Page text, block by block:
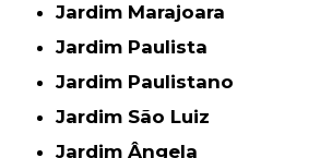
Jardim Marajoara
Jardim Paulista
Jardim Paulistano
Jardim São Luiz
Jardim Ângela